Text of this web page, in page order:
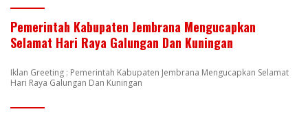
Pemerintah Kabupaten Jembrana Mengucapkan
Selamat Hari Raya Galungan Dan Kuningan
Iklan Greeting : Pemerintah Kabupaten Jembrana Mengucapkan Selamat
Hari Raya Galungan Dan Kuningan